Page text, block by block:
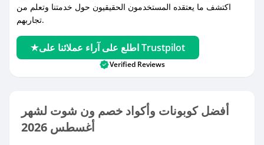
اكتشف ما يعتقده المستخدمون الحقيقيون حول خدمتنا وتعلم من
تجاربهم.
اطلع على آراء عملائنا على Trustpilot
Verified Reviews
أفضل كوبونات وأكواد خصم ون شوت لشهر
أغسطس 2026